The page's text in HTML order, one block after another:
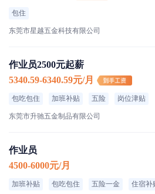
包住
东莞市星越五金科技有限公司
作业员2500元起薪
5340.59-6340.59元/月
包吃包住 加班补贴 五险 岗位津贴
东莞市升驰五金制品有限公司
作业员
4500-6000元/月
加班补贴 包吃包住 五险一金 住宿补